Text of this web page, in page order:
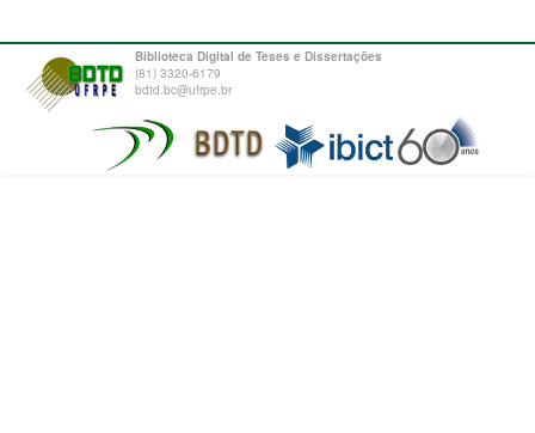
Biblioteca Digital de Teses e Dissertações
(81) 3320-6179
bdtd.bc@ufrpe.br